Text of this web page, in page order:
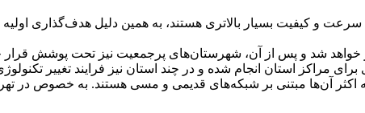
و کیفیت بسیار بالاتری هستند، به همین دلیل هدف‌گذاری
مراکز استان انجام شده و در چند استان نیز فرایند تغییر